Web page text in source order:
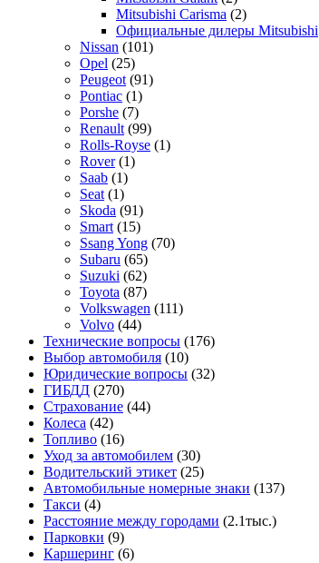
Mitsubishi Carisma (2)
Официальные дилеры Mitsubishi
Nissan (101)
Opel (25)
Peugeot (91)
Pontiac (1)
Porshe (7)
Renault (99)
Rolls-Royse (1)
Rover (1)
Saab (1)
Seat (1)
Skoda (91)
Smart (15)
Ssang Yong (70)
Subaru (65)
Suzuki (62)
Toyota (87)
Volkswagen (111)
Volvo (44)
Технические вопросы (176)
Выбор автомобиля (10)
Юридические вопросы (32)
ГИБДД (270)
Страхование (44)
Колеса (42)
Топливо (16)
Уход за автомобилем (30)
Водительский этикет (25)
Автомобильные номерные знаки (137)
Такси (4)
Расстояние между городами (2.1тыс.)
Парковки (9)
Каршеринг (6)